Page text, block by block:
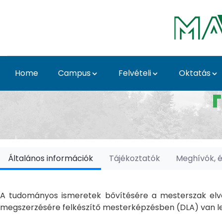
Home Campus Felvételi Oktatás
Doktori Iskolák -
Általános információk Tájékoztatók Meghívók,
A tudományos ismeretek bővítésére a mesterszak
megszerzésére felkészítő mesterképzésben (DLA) van